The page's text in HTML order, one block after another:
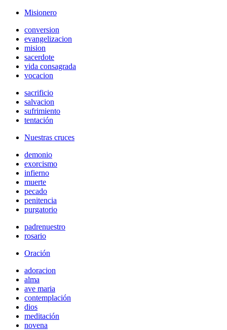
Misionero
conversion
evangelizacion
mision
sacerdote
vida consagrada
vocacion
sacrificio
salvacion
sufrimiento
tentación
Nuestras cruces
demonio
exorcismo
infierno
muerte
pecado
penitencia
purgatorio
padrenuestro
rosario
Oración
adoracion
alma
ave maria
contemplación
dios
meditación
novena